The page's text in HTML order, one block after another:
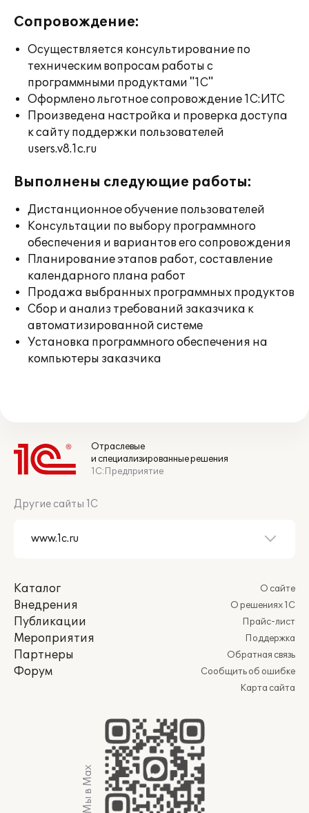
Сопровождение:
Осуществляется консультирование по
техническим вопросам работы с
программными продуктами "1С"
Оформлено льготное сопровождение 1С:ИТС
Произведена настройка и проверка доступа
к сайту поддержки пользователей
users.v8.1c.ru
Выполнены следующие работы:
Дистанционное обучение пользователей
Консультации по выбору программного
обеспечения и вариантов его сопровождения
Планирование этапов работ, составление
календарного плана работ
Продажа выбранных программных продуктов
Сбор и анализ требований заказчика к
автоматизированной системе
Установка программного обеспечения на
компьютеры заказчика
Отраслевые
и специализированные решения
1С:Предприятие
Другие сайты 1С
Каталог
Внедрения
Публикации
Мероприятия
Партнеры
Форум
О сайте
О решениях 1С
Прайс-лист
Поддержка
Обратная связь
Сообщить об ошибке
Карта сайта
Мы в Max